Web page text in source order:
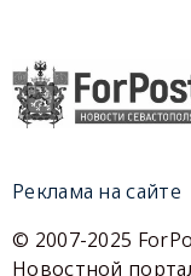
Реклама на сайте
© 2007-2025
Новостной